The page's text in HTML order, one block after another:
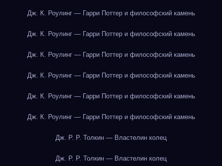
Дж. К. Роулинг — Гарри Поттер и философский камень
Дж. К. Роулинг — Гарри Поттер и философский камень
Дж. К. Роулинг — Гарри Поттер и философский камень
Дж. К. Роулинг — Гарри Поттер и философский камень
Дж. К. Роулинг — Гарри Поттер и философский камень
Дж. К. Роулинг — Гарри Поттер и философский камень
Дж. Р. Р. Толкин — Властелин колец
Дж. Р. Р. Толкин — Властелин колец